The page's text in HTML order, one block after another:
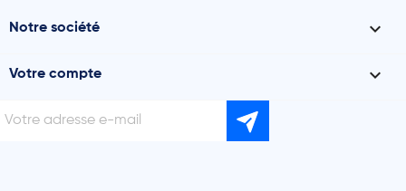
Notre société 
Votre compte 